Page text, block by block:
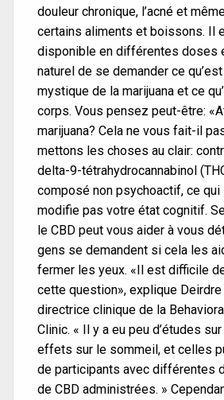
douleur chronique, l’acné et
certains aliments et boissons. Il
disponible en différentes doses
naturel de se demander ce
mystique de la marijuana et ce
corps. Vous pensez peut-être:
marijuana? Cela ne vous fait-il
mettons les choses au clair:
delta-9-tétrahydrocannabinol
composé non psychoactif, ce qui
modifie pas votre état cognitif.
le CBD peut vous aider à vous
gens se demandent si cela les
fermer les yeux. «Il est difficile
cette question», explique Deirdre
directrice clinique de la
Clinic. « Il y a eu peu d’études
effets sur le sommeil, et celles
de participants avec différentes
de CBD administrées. »